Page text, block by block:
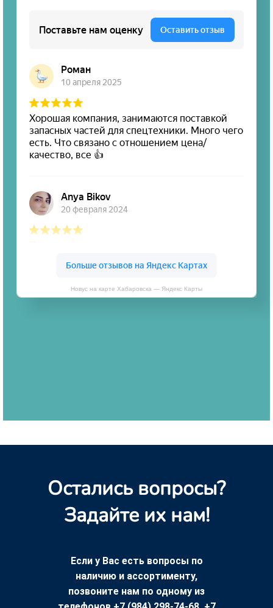
Новус на карте Хабаровска — Яндекс Карты
Остались вопросы?
Задайте их нам!
Если у Вас есть вопросы по
наличию и ассортименту,
позвоните нам по одному из